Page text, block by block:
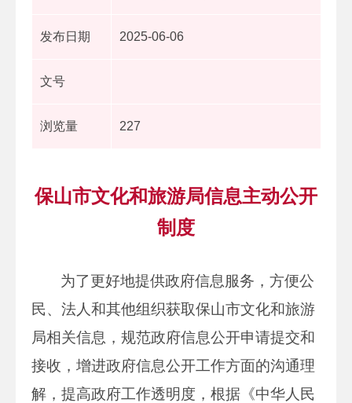
发布日期 2025-06-06
文号
浏览量 227
保山市文化和旅游局信息主动公开
制度
为了更好地提供政府信息服务，方便公
民、法人和其他组织获取保山市文化和旅游
局相关信息，规范政府信息公开申请提交和
接收，增进政府信息公开工作方面的沟通理
解，提高政府工作透明度，根据《中华人民